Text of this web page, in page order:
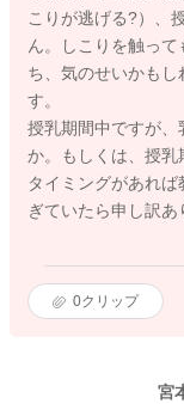
こりが逃げる?）、
ん。しこりを触っ
ち、気のせいかも
す。
授乳期間中ですが、
か。もしくは、授
タイミングがあれ
ぎていたら申し訳あ
0クリップ
宮